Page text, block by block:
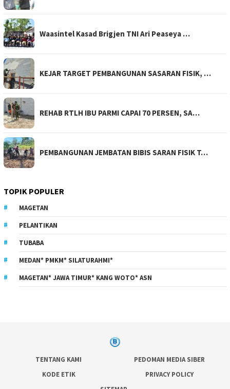
Waasintel Kasad Brigjen TNI Ari Peaseya …
KEJAR TARGET PEMBANGUNAN SASARAN FISIK, …
REHAB RTLH IBU PARMI CAPAI 70 PERSEN, SA…
PEMBANGUNAN JEMBATAN BIBIS SARAN FISIK T…
TOPIK POPULER
MAGETAN
PELANTIKAN
TUBABA
MEDAN* PMKM* SILATURAHMI*
MAGETAN* JAWA TIMUR* KANG WOTO* ASN
TENTANG KAMI
PEDOMAN MEDIA SIBER
KODE ETIK
PRIVACY POLICY